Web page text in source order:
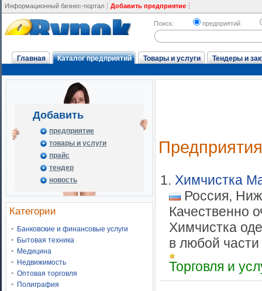
Информационный бизнес-портал Добавить предприятие
Поиск: предприятий
Главная Каталог предприятий Товары и услуги Тендеры и
Добавить
предприятие
товары и услуги
прайс
тендер
новость
Категории
Банковские и финансовые услуги
Бытовая техника
Медицина
Недвижимость
Оптовая торговля
Полиграфия
Предприятия
1. Химчистка
Россия,
Качественно
Химчистка
в любой части
Торговля и